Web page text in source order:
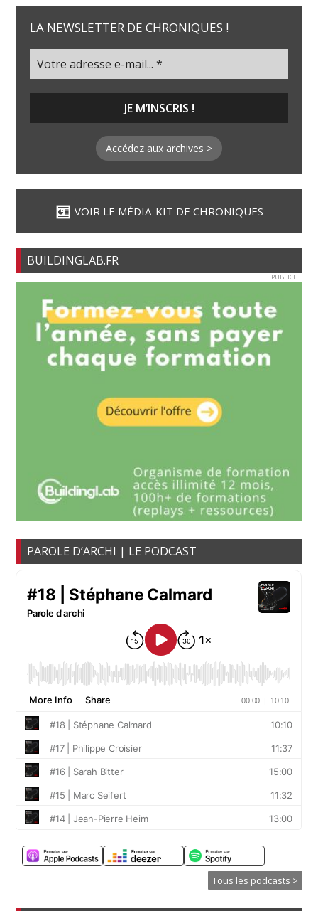
LA NEWSLETTER DE CHRONIQUES !
Accédez aux archives >
VOIR LE MÉDIA-KIT DE CHRONIQUES
BUILDINGLAB.FR
PUBLICITE
PAROLE D’ARCHI | LE PODCAST
Tous les podcasts >